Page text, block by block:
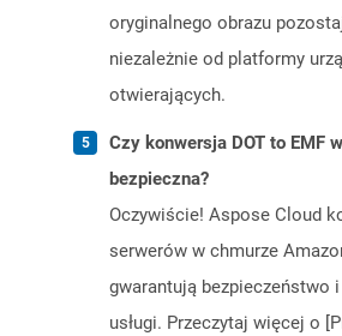
oryginalnego obrazu
niezależnie od platformy
otwierających.
Czy konwersja DOT to EMF
bezpieczna?
Oczywiście! Aspose Cloud
serwerów w chmurze
gwarantują bezpieczeństwo
usługi. Przeczytaj więcej o